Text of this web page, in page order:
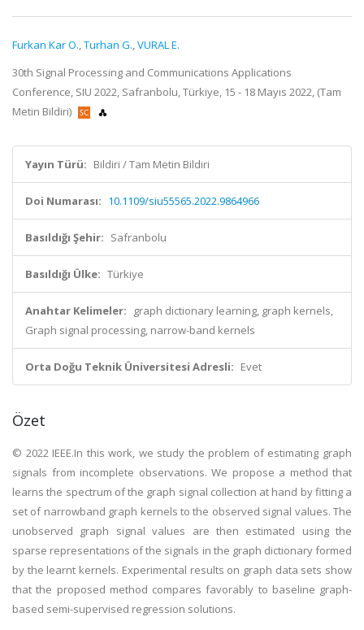
Furkan Kar O.,Turhan G.,VURAL E.
30th Signal Processing and Communications Applications
Conference, SIU 2022, Safranbolu, Türkiye, 15 - 18 Mayıs 2022, (Tam
Metin Bildiri)
Yayın Türü: Bildiri / Tam Metin Bildiri
Doi Numarası: 10.1109/siu55565.2022.9864966
Basıldığı Şehir: Safranbolu
Basıldığı Ülke: Türkiye
Anahtar Kelimeler:
graph dictionary learning, graph kernels,
Graph signal processing, narrow-band kernels
Orta Doğu Teknik Üniversitesi Adresli: Evet
Özet
© 2022 IEEE.In this work, we study the problem of estimating graph
signals from incomplete observations. We propose a method that
learns the spectrum of the graph signal collection at hand by fitting a
set of narrowband graph kernels to the observed signal values. The
unobserved graph signal values are then estimated using the
sparse representations of the signals in the graph dictionary formed
by the learnt kernels. Experimental results on graph data sets show
that the proposed method compares favorably to baseline graph-
based semi-supervised regression solutions.